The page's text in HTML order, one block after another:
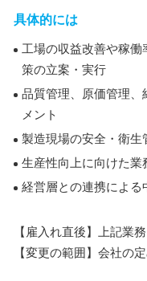
具体的には
工場の収益改善や稼
策の立案・実行
品質管理、原価管理、
メント
製造現場の安全・衛
生産性向上に向けた
経営層との連携によ
【雇入れ直後】上記業務
【変更の範囲】会社の